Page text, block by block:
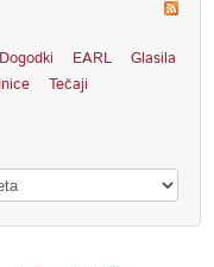
Dogodki EARL
Glasila
Tečaji